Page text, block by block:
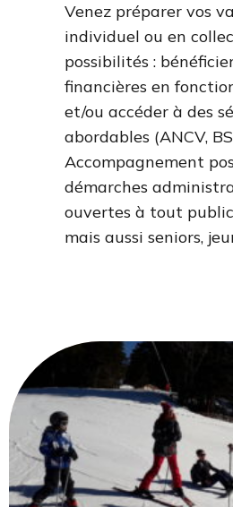
Venez préparer vos
individuel ou en
possibilités :
financières en
et/ou accéder à des
abordables (ANCV,
Accompagnement
démarches
ouvertes à tout
mais aussi seniors,